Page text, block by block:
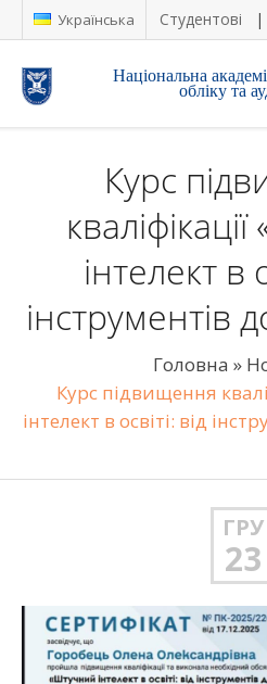
Українська Студентові
Національна
обліку та
Курс
інтелект в
інструментів
Головна »
Курс підвищення
інтелект в освіті: від
ГРУ
23